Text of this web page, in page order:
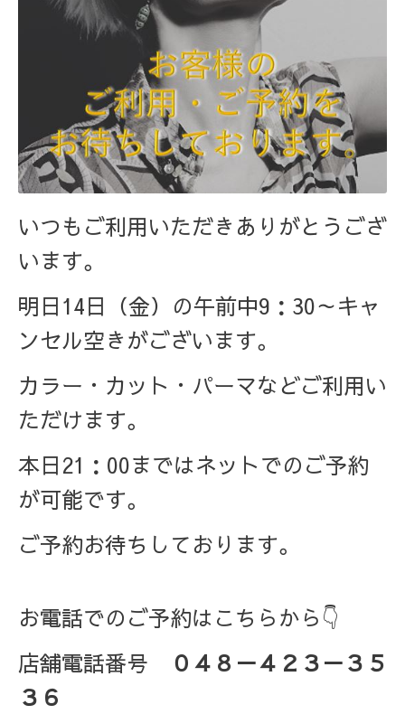
いつもご利用いただきありがとうござ
います。
明日14日（金）の午前中9：30～キャ
ンセル空きがございます。
カラー・カット・パーマなどご利用い
ただけます。
本日21：00まではネットでのご予約
が可能です。
ご予約お待ちしております。
お電話でのご予約はこちらから👇
店舗電話番号
０４８－４２３－３５
３６